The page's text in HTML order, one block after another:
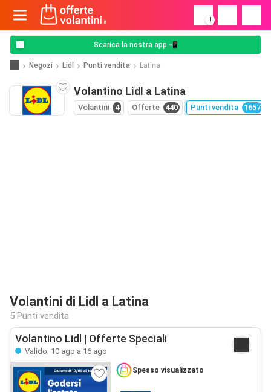
!
Scarica la nostra app 📲
Negozi Lidl Punti vendita Latina
Volantino Lidl a Latina
Volantini 4 Offerte 440 Punti vendita 1657
Volantini di Lidl a Latina
5 Punti vendita
Volantino Lidl | Offerte Speciali
Valido: 10 ago a 16 ago
Spesso visualizzato